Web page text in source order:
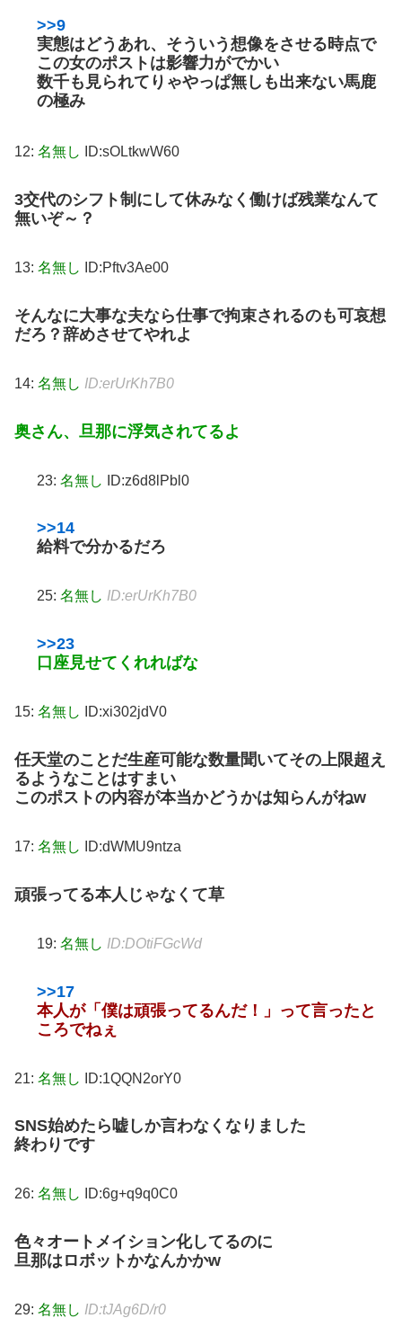
>>9
実態はどうあれ、そういう想像をさせる時点で
この女のポストは影響力がでかい
数千も見られてりゃやっぱ無しも出来ない馬鹿
の極み
12: 名無し ID:sOLtkwW60
3交代のシフト制にして休みなく働けば残業なんて
無いぞ～？
13: 名無し ID:Pftv3Ae00
そんなに大事な夫なら仕事で拘束されるのも可哀想
だろ？辞めさせてやれよ
14: 名無し ID:erUrKh7B0
奥さん、旦那に浮気されてるよ
23: 名無し ID:z6d8lPbl0
>>14
給料で分かるだろ
25: 名無し ID:erUrKh7B0
>>23
口座見せてくれればな
15: 名無し ID:xi302jdV0
任天堂のことだ生産可能な数量聞いてその上限超え
るようなことはすまい
このポストの内容が本当かどうかは知らんがねw
17: 名無し ID:dWMU9ntza
頑張ってる本人じゃなくて草
19: 名無し ID:DOtiFGcWd
>>17
本人が「僕は頑張ってるんだ！」って言ったと
ころでねぇ
21: 名無し ID:1QQN2orY0
SNS始めたら嘘しか言わなくなりました
終わりです
26: 名無し ID:6g+q9q0C0
色々オートメイション化してるのに
旦那はロボットかなんかかw
29: 名無し ID:tJAg6D/r0